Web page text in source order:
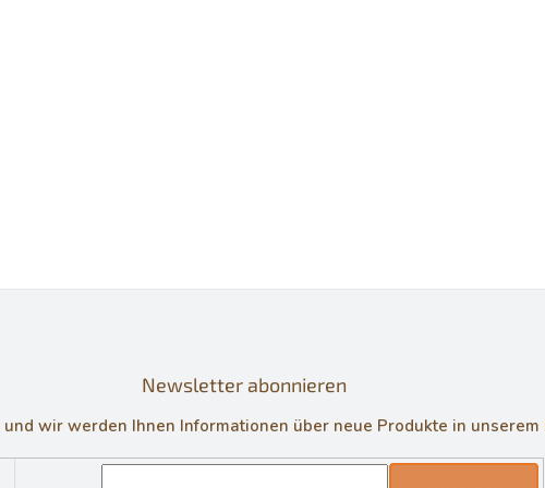
Newsletter abonnieren
wir werden Ihnen Informationen über neue Produkte in unserem